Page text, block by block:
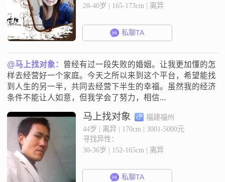
28-40岁 | 165-173cm | 离异
私聊TA
@马上找对象： 曾经有过一段失败的婚姻。让我更加懂的怎
样去经营好一个家庭。今天之所以来到这个平台，希望能找
到人生的另一半，共同去经营下半生的幸福。虽然我的经济
条件不能让人如意，但我学会了努力，相信...
马上找对象
福建福州
44岁 | 离异 | 170cm | 3001-5000元
寻找异性：
30-36岁 | 152-165cm | 离异
私聊TA